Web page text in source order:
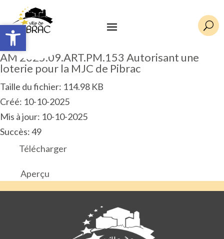
Ouvrir la barre d’outils U
AM 2025.09.ART.PM.153 Autorisant une
loterie pour la MJC de Pibrac
Taille du fichier: 114.98 KB
Créé: 10-10-2025
Mis à jour: 10-10-2025
Succès: 49
Télécharger
Aperçu
Ouvrir la barre d’outils